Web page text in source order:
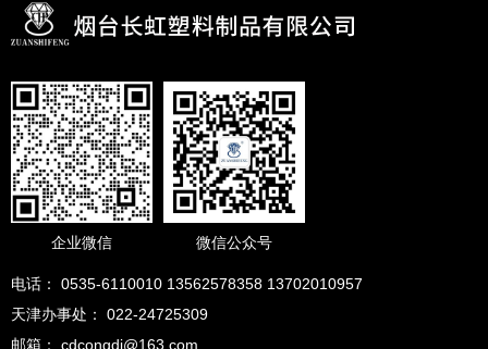
企业微信 微信公众号
电话： 0535-6110010 13562578358 13702010957
天津办事处： 022-24725309
邮箱： cdcongdi@163.com